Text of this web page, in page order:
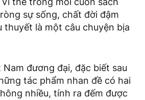
sự sống, chất đời đậm
thuyết là một câu chuyện bịa
đương đại, đặc biết sau
tác phẩm nhan đề có hai
nhiều, tính ra đếm được